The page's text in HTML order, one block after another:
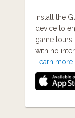
Install the
device to
game
with no
Learn more